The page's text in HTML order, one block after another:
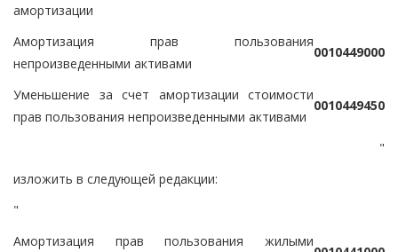
амортизации
Амортизация прав пользования
непроизведенными активами
0010449000
Уменьшение за счет амортизации стоимости
прав пользования непроизведенными активами
0010449450
"
изложить в следующей редакции:
"
Амортизация прав пользования жилыми